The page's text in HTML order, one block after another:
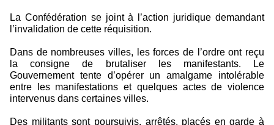
La Confédération se joint à l’action juridique demandant
l’invalidation de cette réquisition.
Dans de nombreuses villes, les forces de l’ordre ont reçu
la consigne de brutaliser les manifestants. Le
Gouvernement tente d’opérer un amalgame intolérable
entre les manifestations et quelques actes de violence
intervenus dans certaines villes.
Des militants sont poursuivis, arrêtés, placés en garde à